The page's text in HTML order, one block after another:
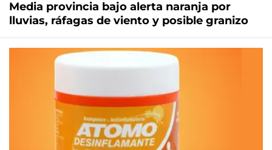
Media provincia bajo alerta naranja por
lluvias, ráfagas de viento y posible granizo